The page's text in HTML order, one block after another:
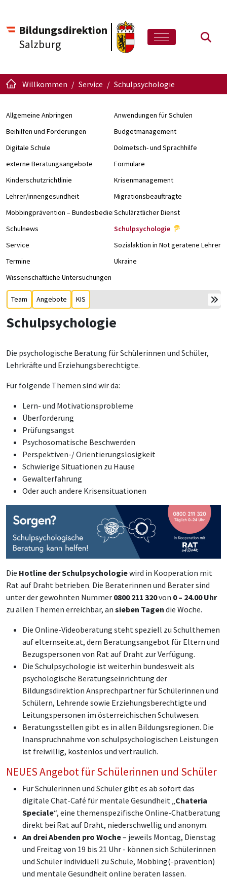
Bildungsdirektion
Salzburg
Willkommen Service Schulpsychologie
Allgemeine Anbringen
Anwendungen für Schulen
Beihilfen und Förderungen
Budgetmanagement
Digitale Schule
Dolmetsch- und Sprachhilfe
externe Beratungsangebote
Formulare
Kinderschutzrichtlinie
Krisenmanagement
Lehrer/innengesundheit
Migrationsbeauftragte
Mobbingprävention – Bundesbedienstete an Schulen
Schulärztlicher Dienst
Schulnews
Schulpsychologie
Team Angebote KIS
Service
Sozialaktion in Not geratene Lehrer/
Termine
Ukraine
Wissenschaftliche Untersuchungen
Schulpsychologie
Die psychologische Beratung für Schülerinnen und Schüler,
Lehrkräfte und Erziehungsberechtigte.
Für folgende Themen sind wir da:
Lern- und Motivationsprobleme
Überforderung
Prüfungsangst
Psychosomatische Beschwerden
Perspektiven-/ Orientierungslosigkeit
Schwierige Situationen zu Hause
Gewalterfahrung
Oder auch andere Krisensituationen
Die Hotline der Schulpsychologiewird in Kooperation mit
Rat auf Draht betrieben. Die Beraterinnen und Berater sind
unter der gewohnten Nummer 0800 211 320von 0 – 24.00 Uhr
zu allen Themen erreichbar, an sieben Tagen die Woche.
Die Online-Videoberatung steht speziell zu Schulthemen
auf elternseite.at, dem Beratungsangebot für Eltern und
Bezugspersonen von Rat auf Draht zur Verfügung.
Die Schulpsychologie ist weiterhin bundesweit als
psychologische Beratungseinrichtung der
Bildungsdirektion Ansprechpartner für Schülerinnen und
Schülern, Lehrende sowie Erziehungsberechtigte und
Leitungspersonen im österreichischen Schulwesen.
Beratungsstellen gibt es in allen Bildungsregionen. Die
Inanspruchnahme von schulpsychologischen Leistungen
ist freiwillig, kostenlos und vertraulich.
NEUES Angebot für Schülerinnen und Schüler
Für Schülerinnen und Schüler gibt es ab sofort das
digitale Chat-Café für mentale Gesundheit „ Chateria
Speciale“, eine themenspezifische Online-Chatberatung
direkt bei Rat auf Draht, niederschwellig und anonym.
An drei Abenden pro Woche– jeweils Montag, Dienstag
und Freitag von 19 bis 21 Uhr - können sich Schülerinnen
und Schüler individuell zu Schule, Mobbing(-prävention)
und mentale Gesundheit online beraten lassen.